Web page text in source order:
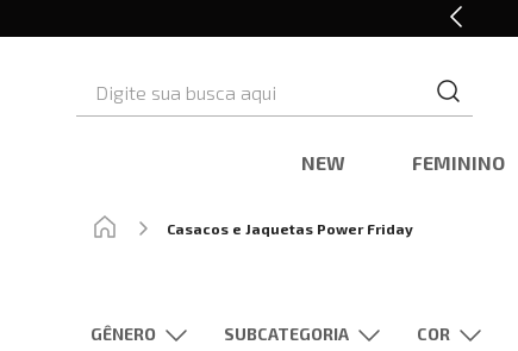
NEW FEMININO
Casacos e Jaquetas Power Friday
SUBCATEGORIA
GÊNERO